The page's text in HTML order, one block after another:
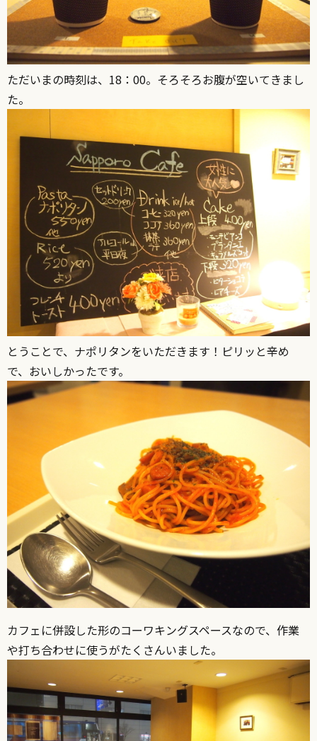
ただいまの時刻は、18：00。そろそろお腹が空いてきまし
た。
とうことで、ナポリタンをいただきます！ピリッと辛め
で、おいしかったです。
カフェに併設した形のコーワキングスペースなので、作業
や打ち合わせに使うがたくさんいました。